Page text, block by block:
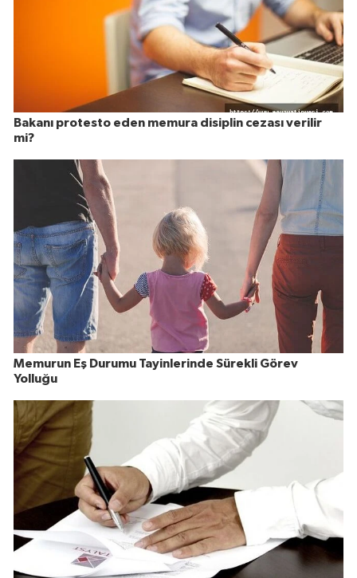
Bakanı protesto eden memura disiplin cezası verilir
mi?
Memurun Eş Durumu Tayinlerinde Sürekli Görev
Yolluğu